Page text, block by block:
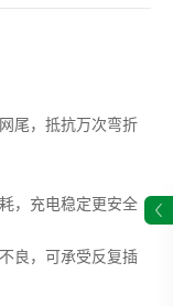
尾，抵抗万次弯折
，充电稳定更安全
良，可承受反复插